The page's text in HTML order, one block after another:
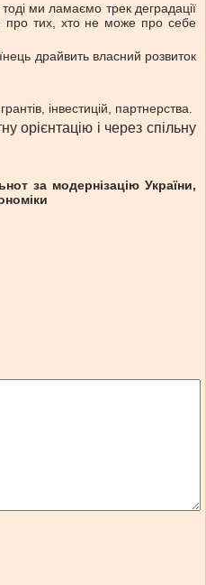
ми ламаємо трек деградації
про тих, хто не може про себе
драйвить власний розвиток
інвестицій, партнерства.
орієнтацію і через спільну
за модернізацію України,